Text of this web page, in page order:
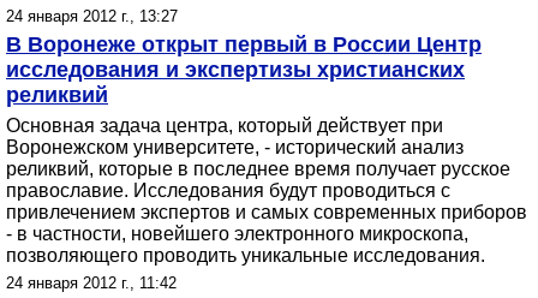
24 января 2012 г., 13:27
В Воронеже открыт первый в России Центр
исследования и экспертизы христианских
реликвий
Основная задача центра, который действует при
Воронежском университете, - исторический анализ
реликвий, которые в последнее время получает русское
православие. Исследования будут проводиться с
привлечением экспертов и самых современных приборов
- в частности, новейшего электронного микроскопа,
позволяющего проводить уникальные исследования.
24 января 2012 г., 11:42